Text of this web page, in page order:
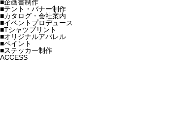
■企画書制作
■テント・バナー制作
■カタログ・会社案内
■イベントプロデュース
■Tシャツプリント
■オリジナルアパレル
■ペイント
■ステッカー制作
ACCESS